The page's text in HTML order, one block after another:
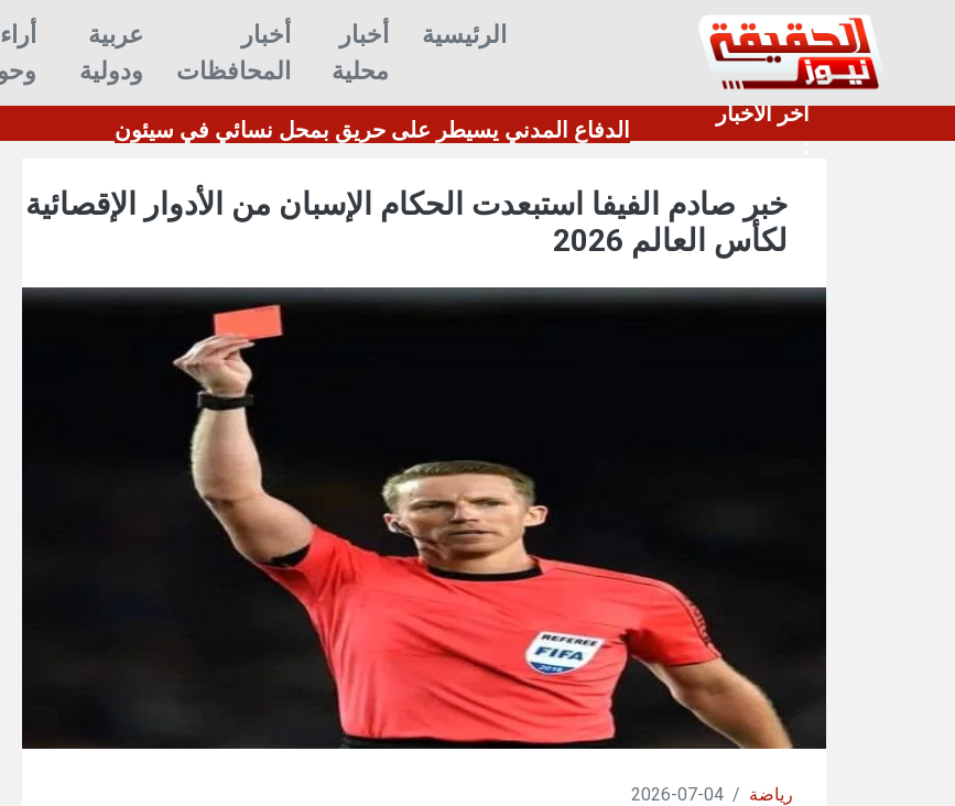
الرئيسية
أخبار
محلية
أخبار
المحافظات
عربية
ودولية
أخر الأخبار
:
كتب التراث الدفاع المدني يسيطر على حريق بمحل نسائي في سيئون
خبر صادم الفيفا استبعدت الحكام الإسبان من الأدوار الإقصائية
لكأس العالم 2026
رياضة /
04-07-2026